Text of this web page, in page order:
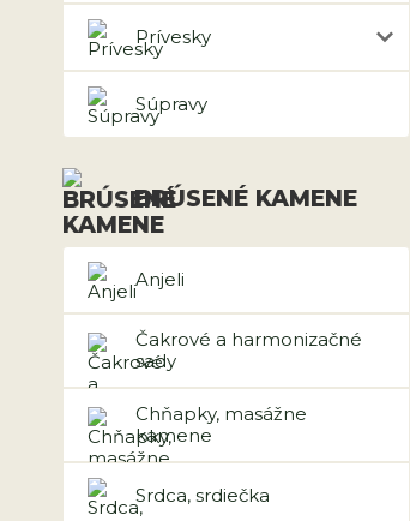
Prívesky
Súpravy
BRÚSENÉ KAMENE
Anjeli
Čakrové a harmonizačné
sady
Chňapky, masážne
kamene
Srdca, srdiečka